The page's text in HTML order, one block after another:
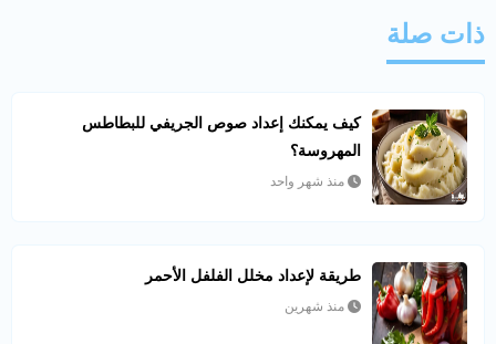
ذات صلة
كيف يمكنك إعداد صوص الجريفي للبطاطس
المهروسة؟
منذ شهر واحد
طريقة لإعداد مخلل الفلفل الأحمر
منذ شهرين